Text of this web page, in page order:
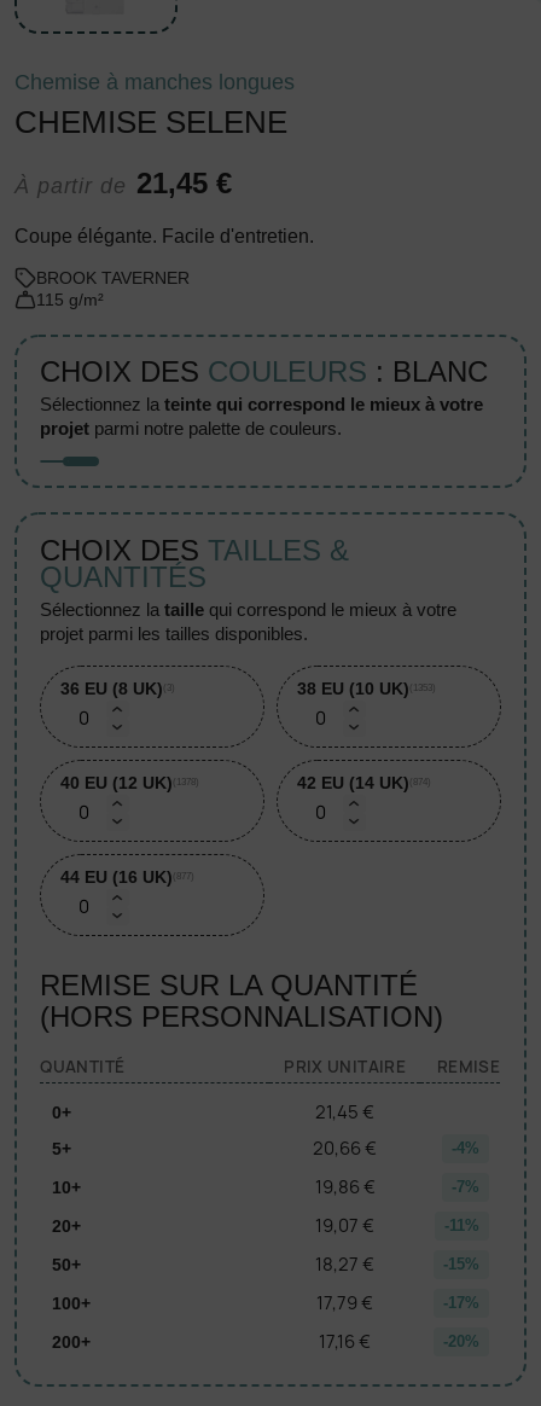
Chemise à manches longues
CHEMISE SELENE
À partir de 21,45 €
Coupe élégante. Facile d'entretien.
BROOK TAVERNER
115 g/m²
CHOIX DES COULEURS : BLANC
sélectionnez lateinte qui correspond le mieux à votre
projet parmi notre palette de couleurs.
CHOIX DES TAILLES &
QUANTITÉS
sélectionnez lataille qui correspond le mieux à votre
projet parmi les tailles disponibles.
36 EU (8 UK) (3) 38 EU (10 UK) (1353)
40 EU (12 UK) (1378) 42 EU (14 UK) (874)
44 EU (16 UK) (877)
REMISE SUR LA QUANTITÉ
(HORS PERSONNALISATION)
QUANTITÉ PRIX UNITAIRE REMISE
0+ 21,45 €
5+ 20,66 € -4%
10+ 19,86 € -7%
20+ 19,07 € -11%
50+ 18,27 € -15%
100+ 17,79 € -17%
200+ 17,16 € -20%